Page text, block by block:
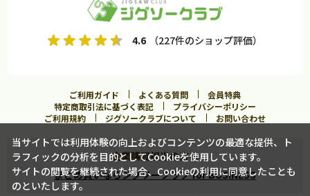
4.6 （227件のショップ評価）
ご利用ガイド よくある質問
会員特典
特定商取引法に基づく表記
プライバシーポリシー
ご利用規約
ジグソークラブについて お問い合わせ
企業購買担当の方へ
まとめ買いならジグソークラブ for BUSINESS
当サイトでは利用体験の向上およびコンテンツの最適な提供、ト
ラフィックの分析を目的としてCookieを使用しています。
サイトの閲覧を継続された場合、Cookieの利用に同意したことも
のといたします。